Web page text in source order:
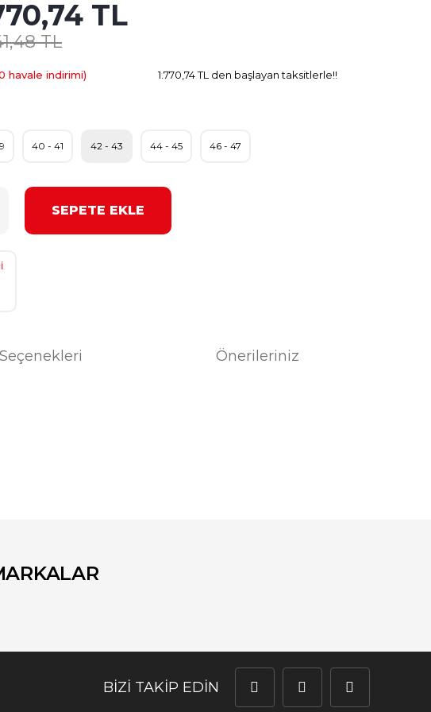
TL
TL
havale indirimi) 1.770,74 TL den başlayan taksitlerle!!
40 - 41 42 - 43 44 - 45 46 - 47
SEPETE EKLE
Önerileriniz
BİZİ TAKİP EDİN